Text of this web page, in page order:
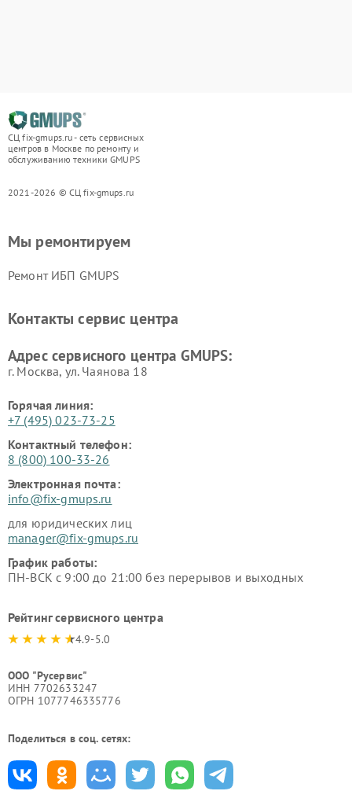
СЦ fix-gmups.ru - сеть сервисных
центров в Москве по ремонту и
обслуживанию техники GMUPS
2021-2026 © СЦ fix-gmups.ru
Мы ремонтируем
Ремонт ИБП GMUPS
Контакты сервис центра
Адрес сервисного центра GMUPS:
г. Москва, ул. Чаянова 18
Горячая линия:
+7 (495) 023-73-25
Контактный телефон:
8 (800) 100-33-26
Электронная почта:
info@fix-gmups.ru
для юридических лиц
manager@fix-gmups.ru
График работы:
ПН-ВСК с 9:00 до 21:00 без перерывов и выходных
Рейтинг сервисного центра
4.9-5.0
ООО "Русервис"
ИНН 7702633247
ОГРН 1077746335776
Поделиться в соц. сетях: